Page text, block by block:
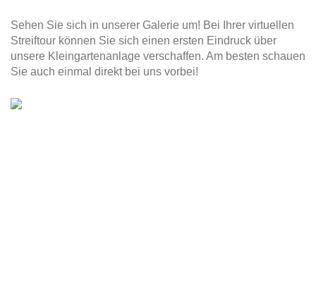
Sehen Sie sich in unserer Galerie um! Bei Ihrer virtuellen
Streiftour können Sie sich einen ersten Eindruck über
unsere Kleingartenanlage verschaffen. Am besten schauen
Sie auch einmal direkt bei uns vorbei!